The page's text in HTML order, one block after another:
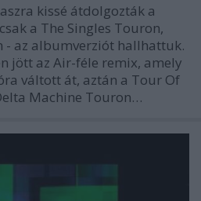
kissé átdolgozták a
a The Singles Touron,
- az albumverziót hallhattuk.
jött az Air-féle remix, amely
váltott át, aztán a Tour Of
Machine Touron…